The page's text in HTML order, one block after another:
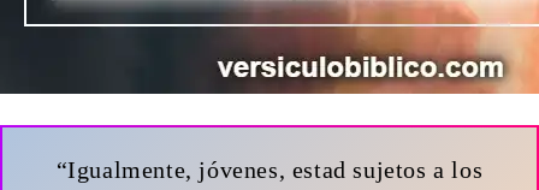
“Igualmente, jóvenes, estad sujetos a los